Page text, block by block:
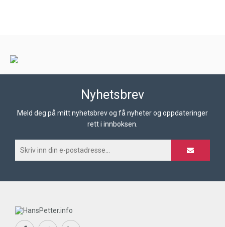
Nyhetsbrev
Meld deg på mitt nyhetsbrev og få nyheter og oppdateringer
rett i innboksen.